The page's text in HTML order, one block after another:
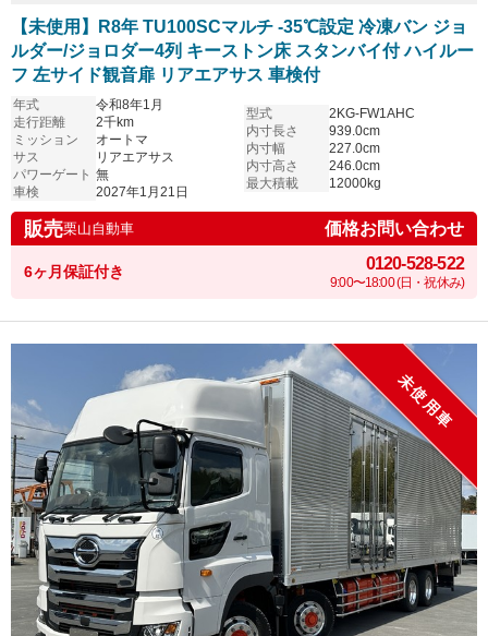
【未使用】R8年 TU100SCマルチ -35℃設定 冷凍バン ジョ
ルダー/ジョロダー4列 キーストン床 スタンバイ付 ハイルー
フ 左サイド観音扉 リアエアサス 車検付
年式
令和8年1月
走行距離
2千km
ミッション
オートマ
サス
リアエアサス
パワーゲート 無
車検
2027年1月21日
型式
2KG-FW1AHC
内寸長さ
939.0cm
内寸幅
227.0cm
内寸高さ
246.0cm
最大積載
12000kg
販売栗山自動車 価格お問い合わせ
6ヶ月保証付き 0120-528-522
9:00〜18:00 (日・祝休み)
未使用車